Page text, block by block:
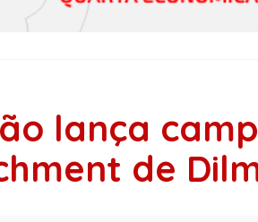
lança
de